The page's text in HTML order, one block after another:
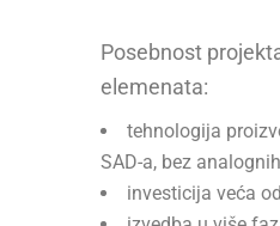
Posebnost
elemenata:
tehnologija
SAD-a, bez
investicija veća